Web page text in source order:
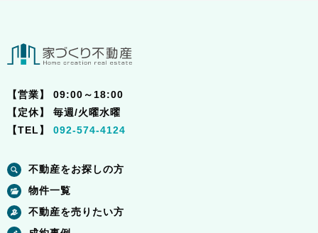
【営業】
09:00～18:00
【定休】
毎週/火曜水曜
【TEL】
092-574-4124
不動産をお探しの方
物件一覧
不動産を売りたい方